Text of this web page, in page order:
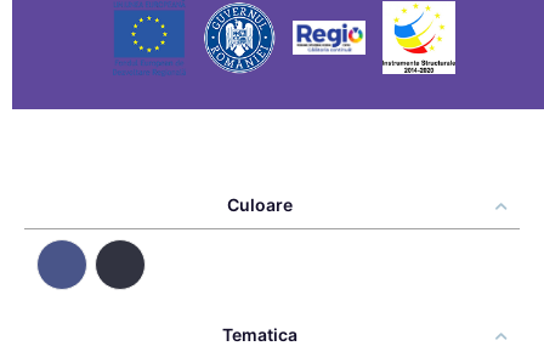
Culoare
Tematica